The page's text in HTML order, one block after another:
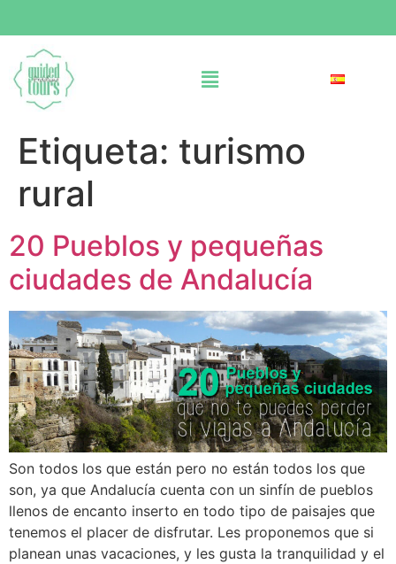
Etiqueta: turismo
rural
20 Pueblos y pequeñas
ciudades de Andalucía
Son todos los que están pero no están todos los que
son, ya que Andalucía cuenta con un sinfín de pueblos
llenos de encanto inserto en todo tipo de paisajes que
tenemos el placer de disfrutar. Les proponemos que si
planean unas vacaciones, y les gusta la tranquilidad y el